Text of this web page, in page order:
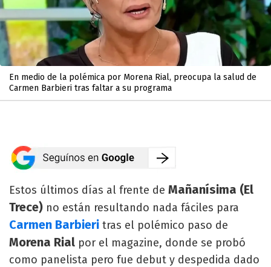
En medio de la polémica por Morena Rial, preocupa la salud de
Carmen Barbieri tras faltar a su programa
Estos últimos días al frente de Mañanísima (El
Trece) no están resultando nada fáciles para
Carmen Barbieri tras el polémico paso de
Morena Rial por el magazine, donde se probó
como panelista pero fue debut y despedida dado